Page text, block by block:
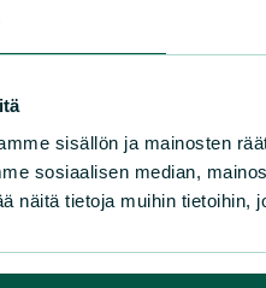
sisällön ja mainosten
sosiaalisen median,
näitä tietoja muihin tietoihin,